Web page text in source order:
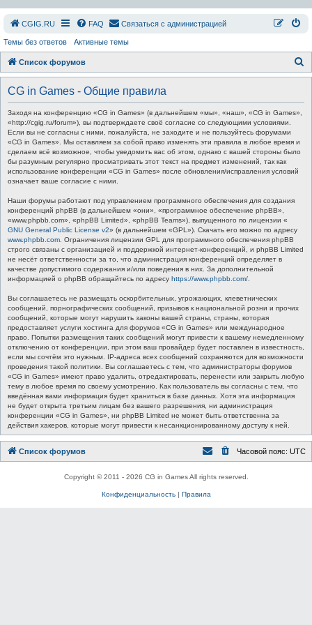
СGIG.RU FAQ Связаться с администрацией
Темы без ответов Активные темы
Список форумов
о
CG in Games - Общие правила
Заходя на конференцию «CG in Games» (в дальнейшем «мы», «наш», «CG in Games»,
«http://cgig.ru/forum»), вы подтверждаете своё согласие со следующими условиями.
Если вы не согласны с ними, пожалуйста, не заходите и не пользуйтесь форумами
«CG in Games». Мы оставляем за собой право изменять эти правила в любое время и
сделаем всё возможное, чтобы уведомить вас об этом, однако с вашей стороны было
бы разумным регулярно просматривать этот текст на предмет изменений, так как
использование конференции «CG in Games» после обновления/исправления условий
означает ваше согласие с ними.
Наши форумы работают под управлением программного обеспечения для создания
конференций phpBB (в дальнейшем «они», «программное обеспечение phpBB»,
«www.phpbb.com», «phpBB Limited», «phpBB Teams»), выпущенного по лицензии «
GNU General Public License v2» (в дальнейшем «GPL»). Скачать его можно по адресу
www.phpbb.com . Ограничения лицензии GPL для программного обеспечения phpBB
строго связаны с организацией и поддержкой интернет-конференций, и phpBB Limited
не несёт ответственности за то, что администрация конференций определяет в
качестве допустимого содержания и/или поведения в них. За дополнительной
информацией о phpBB обращайтесь по адресу https://www.phpbb.com/
Вы соглашаетесь не размещать оскорбительных, угрожающих, клеветнических
сообщений, порнографических сообщений, призывов к национальной розни и прочих
сообщений, которые могут нарушить законы вашей страны, страны, которая
предоставляет услуги хостинга для форумов «CG in Games» или международное
право. Попытки размещения таких сообщений могут привести к вашему немедленному
отключению от конференции, при этом ваш провайдер будет поставлен в известность,
если мы сочтём это нужным. IP-адреса всех сообщений сохраняются для возможности
проведения такой политики. Вы соглашаетесь с тем, что администраторы форумов
«CG in Games» имеют право удалить, отредактировать, перенести или закрыть любую
тему в любое время по своему усмотрению. Как пользователь вы согласны с тем, что
введённая вами информация будет храниться в базе данных. Хотя эта информация
не будет открыта третьим лицам без вашего разрешения, ни администрация
конференции «CG in Games», ни phpBB Limited не может быть ответственна за
действия хакеров, которые могут привести к несанкционированному доступу к ней.
Список форумов Часовой пояс: UTC
Copyright © 2011 - 2026 CG in Games All rights reserved.
Конфиденциальность| Правила